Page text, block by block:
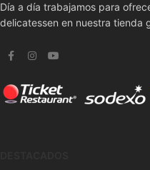
Día a día trabajamos para
delicatessen en nuestra tienda